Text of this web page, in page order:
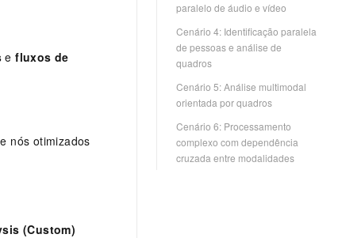
efluxos de
nós otimizados
(Custom)
paralelo de áudio e vídeo
Cenário 4: Identificação paralela
de pessoas e análise de
quadros
Cenário 5: Análise multimodal
orientada por quadros
Cenário 6: Processamento
complexo com dependência
cruzada entre modalidades